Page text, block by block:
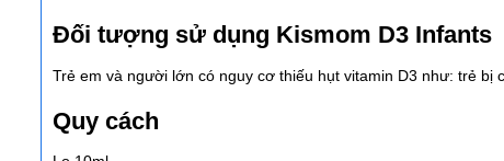
Đối tượng sử dụng Kismom D3 Infants
Trẻ em và người lớn có nguy cơ thiếu hụt vitamin D3 như: trẻ bị
Quy cách